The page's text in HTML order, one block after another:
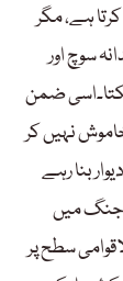
ہے، مگر
سوچ اور
ضمن
نہیں کر
بنا رہے
جنگ میں
سطح پر